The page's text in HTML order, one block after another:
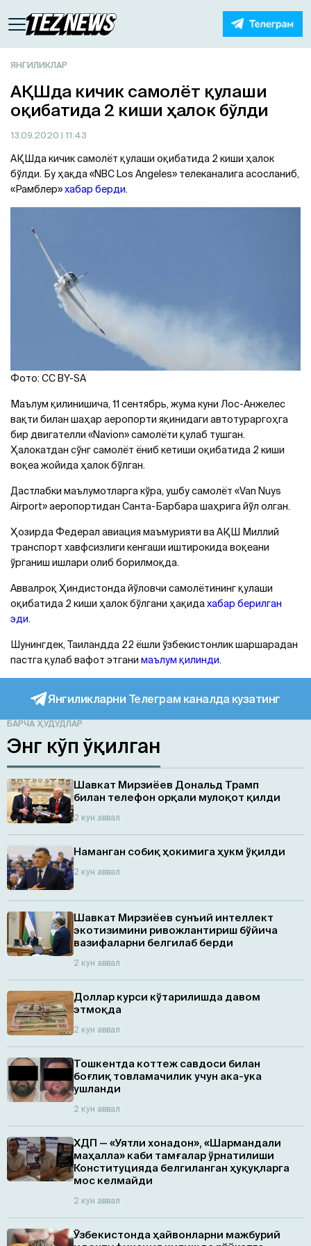
ЯНГИЛИКЛАР
AҚШда кичик самолёт қулаши
оқибатида 2 киши ҳалок бўлди
13.09.2020 | 11:43
AҚШда кичик самолёт қулаши оқибатида 2 киши ҳалок
бўлди. Бу ҳақда «NBC Los Angeles» телеканалига асосланиб,
«Рамблер»хабар берди.
Фото: CC BY-SA
Маълум қилинишича, 11 сентябрь, жума куни Лос-Aнжелес
вақти билан шаҳар аеропорти яқинидаги автотураргоҳга
бир двигателли «Navion» самолёти қулаб тушган.
Ҳалокатдан сўнг самолёт ёниб кетиши оқибатида 2 киши
воқеа жойида ҳалок бўлган.
Дастлабки маълумотларга кўра, ушбу самолёт «Van Nuys
Airport» аеропортидан Санта-Барбара шаҳрига йўл олган.
Ҳозирда Федерал авиация маъмурияти ва AҚШ Миллий
транспорт хавфсизлиги кенгаши иштирокида воқеани
ўрганиш ишлари олиб борилмоқда.
Aввалроқ Ҳиндистонда йўловчи самолётининг қулаши
оқибатида 2 киши ҳалок бўлгани ҳақидахабар берилган
эди.
Шунингдек, Таиландда 22 ёшли ўзбекистонлик шаршарадан
пастга қулаб вафот этгани маълум қилинди.
Янгиликларни Телеграм каналда кузатинг
БАРЧА ҲУДУДЛАР
Энг кўп ўқилган
Шавкат Мирзиёев Дональд Трамп
билан телефон орқали мулоқот қилди
2 кун аввал
Наманган собиқ ҳокимига ҳукм ўқилди
2 кун аввал
Шавкат Мирзиёев сунъий интеллект
экотизимини ривожлантириш бўйича
вазифаларни белгилаб берди
2 кун аввал
Доллар курси кўтарилишда давом
этмоқда
2 кун аввал
Тошкентда коттеж савдоси билан
боғлиқ товламачилик учун ака-ука
ушланди
2 кун аввал
ХДП — «Уятли хонадон», «Шармандали
маҳалла» каби тамғалар ўрнатилиши
Конституцияда белгиланган ҳуқуқларга
мос келмайди
2 кун аввал
Ўзбекистонда ҳайвонларни мажбурий